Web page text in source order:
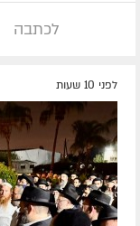
לכתבה
לפני 10 שעות